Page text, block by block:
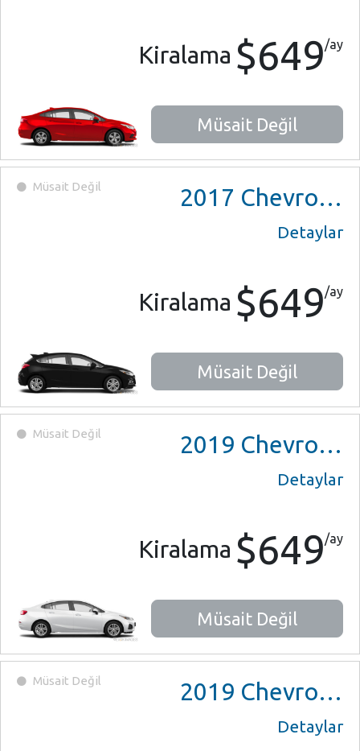
Kiralama $649/ay
Müsait Değil
Müsait Değil 2017 Chevrolet Cruze
Detaylar
Kiralama $649/ay
Müsait Değil
Müsait Değil 2019 Chevrolet Cruze
Detaylar
Kiralama $649/ay
Müsait Değil
Müsait Değil 2019 Chevrolet Cruze
Detaylar